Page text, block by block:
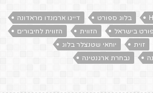
בלוג ספורט
דייגו ארמנדו מראדונה
בישראל הזווית
הזווית לחיבורים
זוית
יוחאי שטנצלר בלוג
נבחרת ארגנטינה